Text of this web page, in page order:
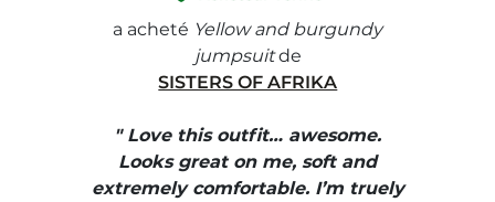
a acheté Yellow and burgundy
jumpsuitde
SISTERS OF AFRIKA
" Love this outfit… awesome.
Looks great on me, soft and
extremely comfortable. I’m truely